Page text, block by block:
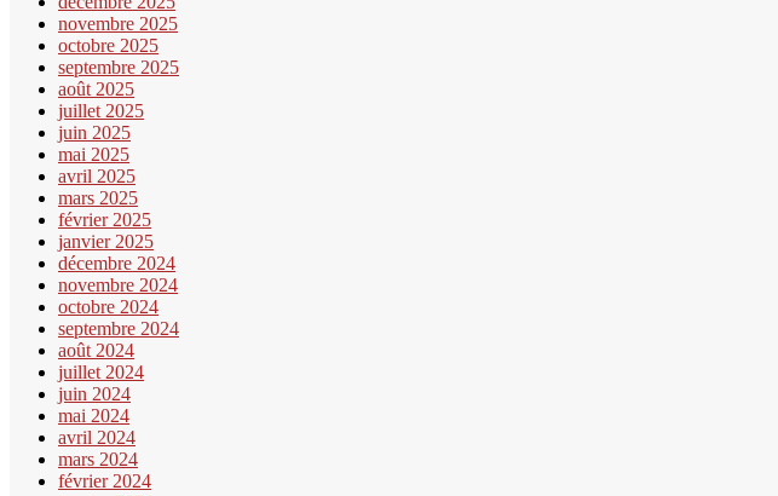
novembre 2025
octobre 2025
septembre 2025
août 2025
juillet 2025
juin 2025
mai 2025
avril 2025
mars 2025
février 2025
janvier 2025
décembre 2024
novembre 2024
octobre 2024
septembre 2024
août 2024
juillet 2024
juin 2024
mai 2024
avril 2024
mars 2024
février 2024